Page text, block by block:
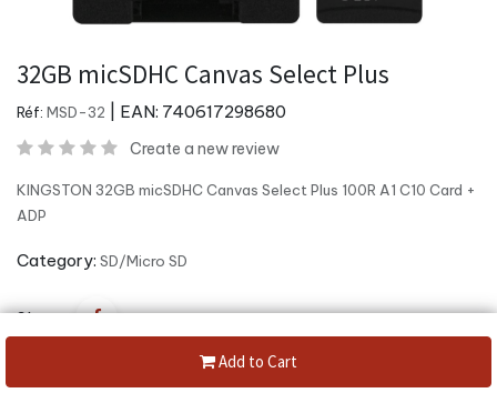
Add to Cart
32GB micSDHC Canvas Select Plus
Réf: MSD-32 | EAN: 740617298680
Create a new review
KINGSTON 32GB micSDHC Canvas Select Plus 100R A1 C10 Card +
ADP
Category: SD/Micro SD
Share :
(5%Off)